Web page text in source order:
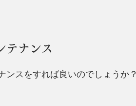
テナンス
ンスをすれば良いのでしょうか？